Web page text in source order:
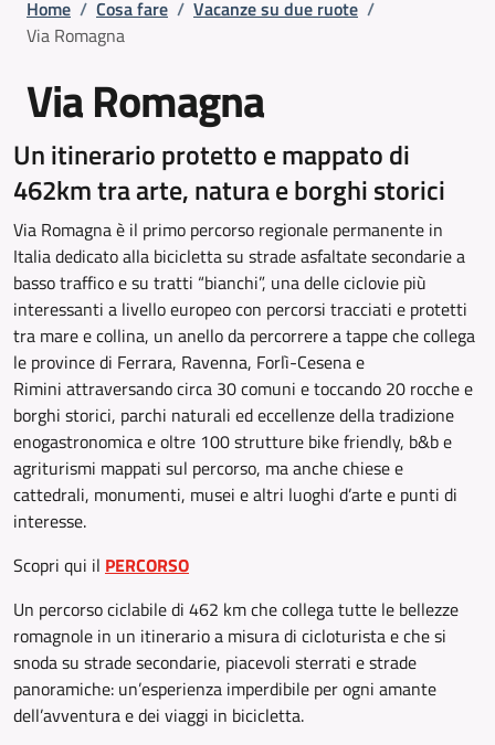
Home / Cosa fare / Vacanze su due ruote /
Via Romagna
Via Romagna
Un itinerario protetto e mappato di
462km tra arte, natura e borghi storici
Via Romagna è il primo percorso regionale permanente in
Italia dedicato alla bicicletta su strade asfaltate secondarie a
basso traffico e su tratti “bianchi”, una delle ciclovie più
interessanti a livello europeo con percorsi tracciati e protetti
tra mare e collina, un anello da percorrere a tappe che collega
le province di Ferrara, Ravenna, Forlì-Cesena e
Rimini attraversando circa 30 comuni e toccando 20 rocche e
borghi storici, parchi naturali ed eccellenze della tradizione
enogastronomica e oltre 100 strutture bike friendly, b&b e
agriturismi mappati sul percorso, ma anche chiese e
cattedrali, monumenti, musei e altri luoghi d’arte e punti di
interesse.
Scopri qui il PERCORSO
Un percorso ciclabile di 462 km che collega tutte le bellezze
romagnole in un itinerario a misura di cicloturista e che si
snoda su strade secondarie, piacevoli sterrati e strade
panoramiche: un’esperienza imperdibile per ogni amante
dell’avventura e dei viaggi in bicicletta.